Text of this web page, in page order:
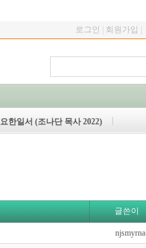
로그인 회원가입
요한일서 (조나단 목사 2022)
글쓴이
njsmyrna